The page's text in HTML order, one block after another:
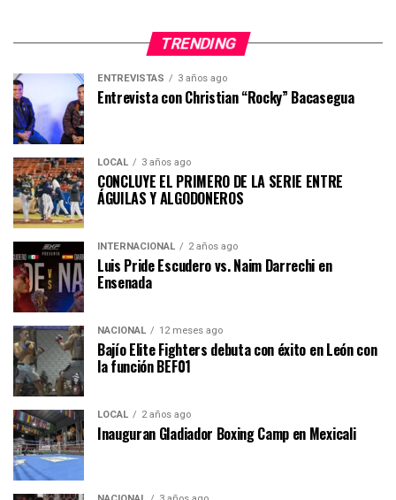
TRENDING
ENTREVISTAS 3 años ago
Entrevista con Christian “Rocky” Bacasegua
LOCAL 3 años ago
CONCLUYE EL PRIMERO DE LA SERIE ENTRE
ÁGUILAS Y ALGODONEROS
INTERNACIONAL 2 años ago
Luis Pride Escudero vs. Naim Darrechi en
Ensenada
NACIONAL 12 meses ago
Bajío Elite Fighters debuta con éxito en León con
la función BEF01
LOCAL 2 años ago
Inauguran Gladiador Boxing Camp en Mexicali